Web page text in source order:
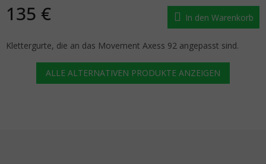
135 € In den Warenkorb
Klettergurte, die an das Movement Axess 92 angepasst sind.
ALLE ALTERNATIVEN PRODUKTE ANZEIGEN